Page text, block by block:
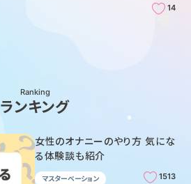
14
Ranking
ランキング
女性のオナニーのやり方 気にな
る体験談も紹介
マスターベーション 1513